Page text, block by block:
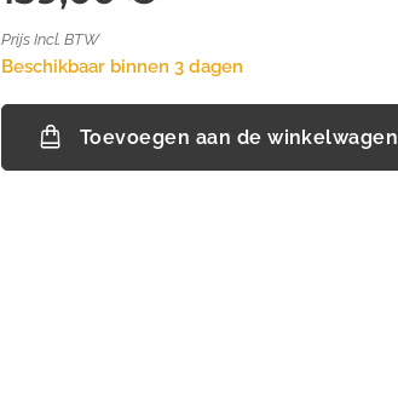
Prijs Incl. BTW
Beschikbaar binnen 3 dagen
Toevoegen aan de winkelwagen